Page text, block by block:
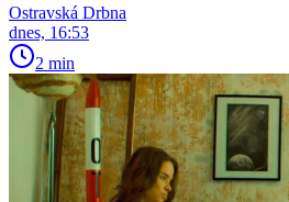
Ostravská Drbna
dnes, 16:53
2 min